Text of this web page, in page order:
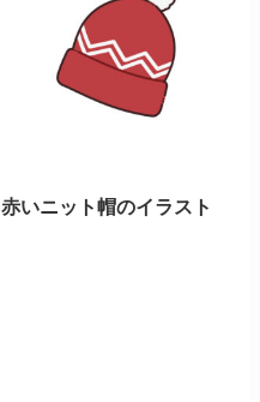
赤いニット帽のイラスト